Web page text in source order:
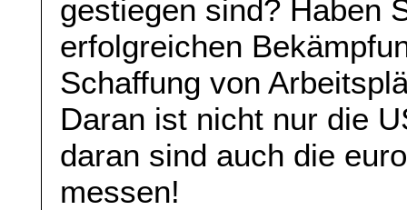
gestiegen sind? Haben
erfolgreichen
Schaffung von
Daran ist nicht nur die
daran sind auch die
messen!